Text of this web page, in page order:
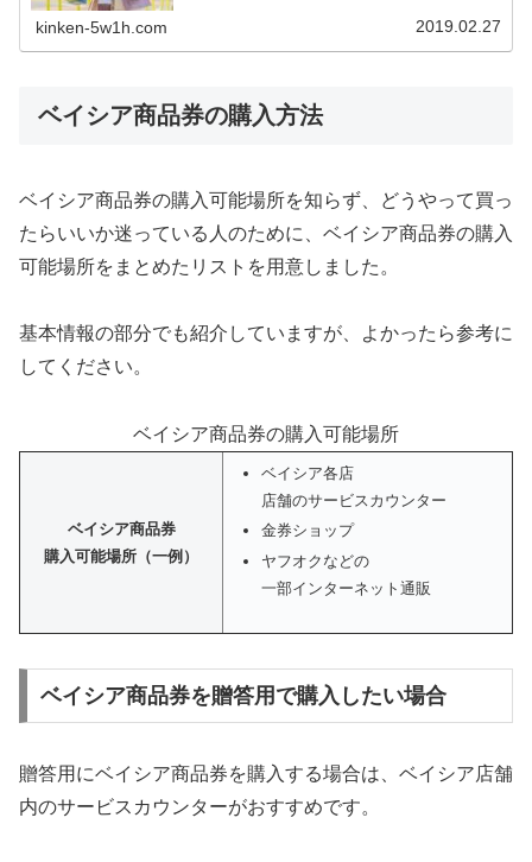
券やギフトカードを覚えるのが大変で、中々金券ショップ
の利用に踏み切れない方もいるかもしれません。当サイト
kinken-5w1h.com 2019.02.27
ベイシア商品券の購入方法
ベイシア商品券の購入可能場所を知らず、どうやって買っ
たらいいか迷っている人のために、ベイシア商品券の購入
可能場所をまとめたリストを用意しました。
基本情報の部分でも紹介していますが、よかったら参考に
してください。
ベイシア商品券の購入可能場所
ベイシア商品券
購入可能場所（一例）
ベイシア各店
店舗のサービスカウンター
金券ショップ
ヤフオクなどの
一部インターネット通販
ベイシア商品券を贈答用で購入したい場合
贈答用にベイシア商品券を購入する場合は、ベイシア店舗
内のサービスカウンターがおすすめです。